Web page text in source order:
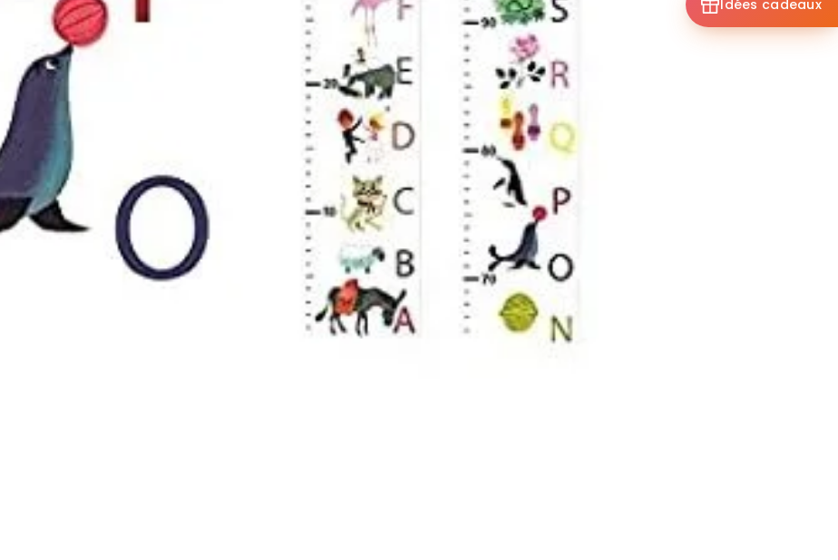
Idées cadeaux